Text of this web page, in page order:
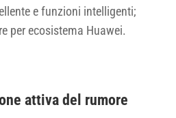
e funzioni intelligenti;
per ecosistema Huawei.
attiva del rumore